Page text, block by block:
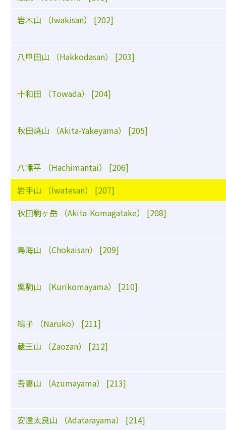
岩木山 （Iwakisan） [202]
八甲田山 （Hakkodasan） [203]
十和田 （Towada） [204]
秋田焼山 （Akita-Yakeyama） [205]
八幡平 （Hachimantai） [206]
岩手山 （Iwatesan） [207]
秋田駒ヶ岳 （Akita-Komagatake） [208]
鳥海山 （Chokaisan） [209]
栗駒山 （Kurikomayama） [210]
鳴子 （Naruko） [211]
蔵王山 （Zaozan） [212]
吾妻山 （Azumayama） [213]
安達太良山 （Adatarayama） [214]